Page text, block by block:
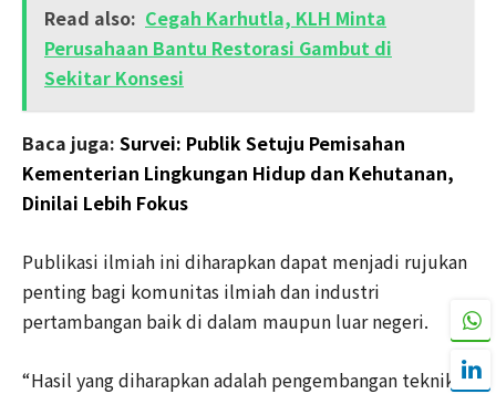
Read also: Cegah Karhutla, KLH Minta
Perusahaan Bantu Restorasi Gambut di
Sekitar Konsesi
Baca juga: Survei: Publik Setuju Pemisahan
Kementerian Lingkungan Hidup dan Kehutanan,
Dinilai Lebih Fokus
Publikasi ilmiah ini diharapkan dapat menjadi rujukan
penting bagi komunitas ilmiah dan industri
pertambangan baik di dalam maupun luar negeri.
“Hasil yang diharapkan adalah pengembangan teknik